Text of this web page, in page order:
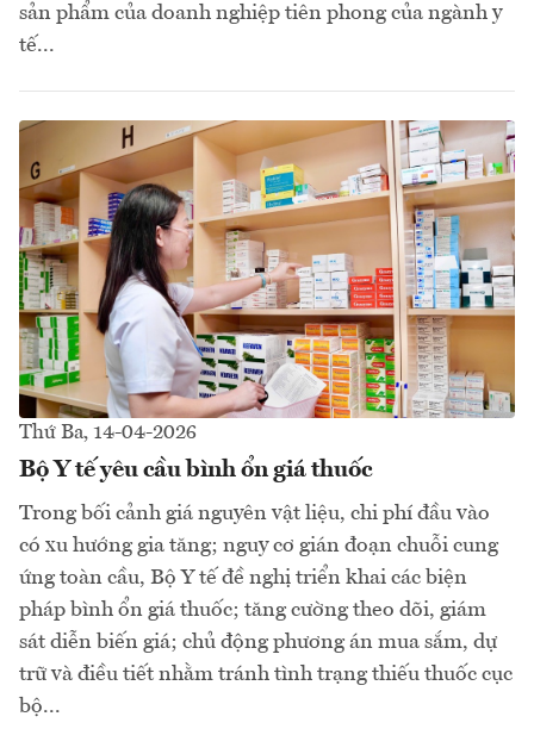
sản phẩm của doanh nghiệp tiên phong của ngành y
tế...
Thứ Ba, 14-04-2026
Bộ Y tế yêu cầu bình ổn giá thuốc
Trong bối cảnh giá nguyên vật liệu, chi phí đầu vào
có xu hướng gia tăng; nguy cơ gián đoạn chuỗi cung
ứng toàn cầu, Bộ Y tế đề nghị triển khai các biện
pháp bình ổn giá thuốc; tăng cường theo dõi, giám
sát diễn biến giá; chủ động phương án mua sắm, dự
trữ và điều tiết nhằm tránh tình trạng thiếu thuốc cục
bộ...